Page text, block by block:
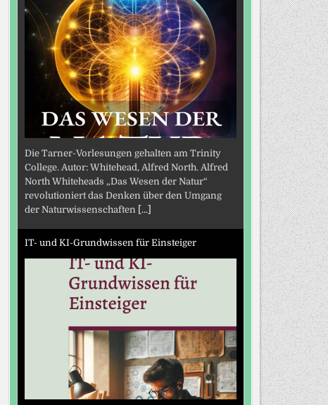
Die Tarner-Vorlesungen gehalten am Trinity
College. Autor: Whitehead, Alfred North. Alfred
North Whiteheads „Das Wesen der Natur“
revolutioniert das Denken über den Umgang
der Naturwissenschaften [...]
IT- und KI-Grundwissen für Einsteiger